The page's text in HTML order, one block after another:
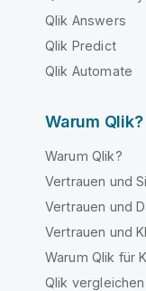
Qlik Answers
Qlik Predict
Qlik Automate
Warum Qlik?
Warum Qlik?
Vertrauen und
Vertrauen und
Vertrauen und KI
Warum Qlik für
Qlik vergleichen